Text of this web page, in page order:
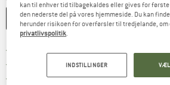
HUSKE
100 dages returretGå til returretten
> 4.000.000 tilfredse kunder
kan til enhver tid tilbagekaldes eller gives for
den nederste del på vores hjemmeside. Du kan
herunder risikoen for overførsler til tredjelande, om
privatlivspolitik
INDSTILLINGER